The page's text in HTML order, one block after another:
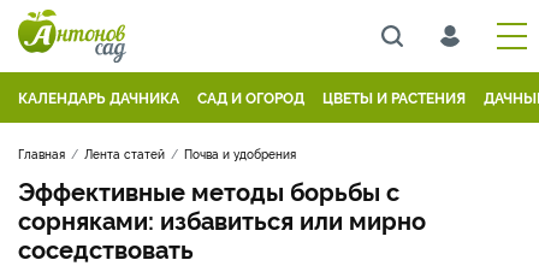
КАЛЕНДАРЬ ДАЧНИКА САД И ОГОРОД ЦВЕТЫ И РАСТЕНИЯ
Главная Лента статей Почва и удобрения
Эффективные методы борьбы с
сорняками: избавиться или мирно
соседствовать